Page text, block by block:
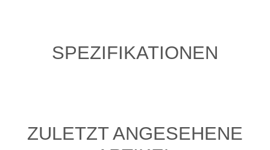
SPEZIFIKATIONEN
ZULETZT ANGESEHENE